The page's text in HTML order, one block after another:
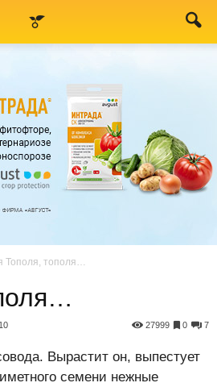
Тополя, тополя…
7
0
27999
Вырастит он, выпестует
семени нежные